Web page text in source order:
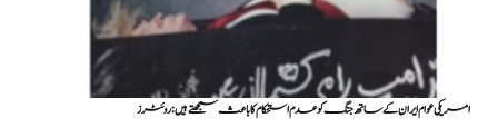
امریکی عوام ایران کے ساتھ جنگ کو عدم استحکام کا باعث سمجھتے ہیں: روئٹرز